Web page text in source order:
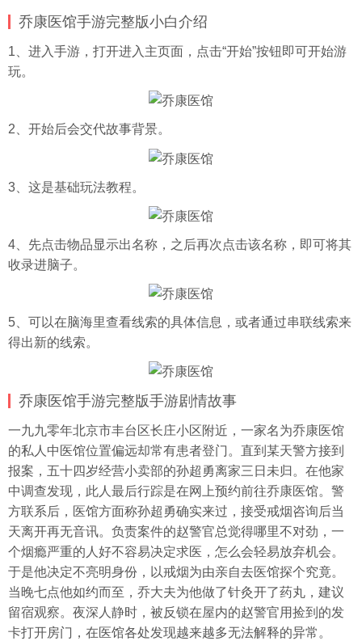
乔康医馆手游完整版小白介绍
1、进入手游，打开进入主页面，点击“开始”按钮即可开始游
玩。
2、开始后会交代故事背景。
3、这是基础玩法教程。
4、先点击物品显示出名称，之后再次点击该名称，即可将其
收录进脑子。
5、可以在脑海里查看线索的具体信息，或者通过串联线索来
得出新的线索。
乔康医馆手游完整版手游剧情故事
一九九零年北京市丰台区长庄小区附近，一家名为乔康医馆
的私人中医馆位置偏远却常有患者登门。直到某天警方接到
报案，五十四岁经营小卖部的孙超勇离家三日未归。在他家
中调查发现，此人最后行踪是在网上预约前往乔康医馆。警
方联系后，医馆方面称孙超勇确实来过，接受戒烟咨询后当
天离开再无音讯。负责案件的赵警官总觉得哪里不对劲，一
个烟瘾严重的人好不容易决定求医，怎么会轻易放弃机会。
于是他决定不亮明身份，以戒烟为由亲自去医馆探个究竟。
当晚七点他如约而至，乔大夫为他做了针灸开了药丸，建议
留宿观察。夜深人静时，被反锁在屋内的赵警官用捡到的发
卡打开房门，在医馆各处发现越来越多无法解释的异常。